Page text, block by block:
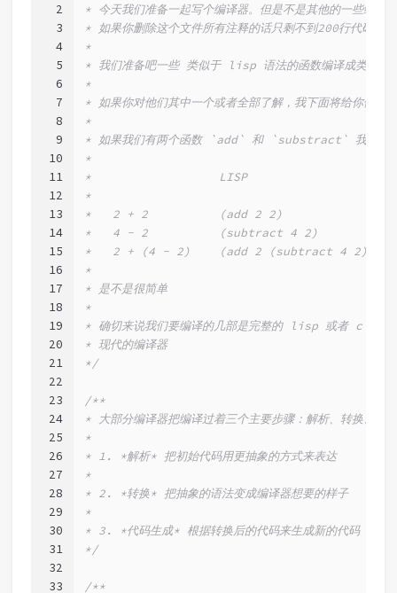
2
3
4
5
6
7
8
9
10
11
12
13
14
15
16
17
18
19
20
21
22
23
24
25
26
27
28
29
30
31
32
33
* 今天我们准备一起写个编译器。但是不是其他的一些编译
* 如果你删除这个文件所有注释的话只剩不到200行代码
*
* 我们准备吧一些 类似于 lisp 语法的函数编译成类似于
*
* 如果你对他们其中一个或者全部了解，我下面将给你们一
*
* 如果我们有两个函数 `add` 和 `substract` 我们书写
*
*                  LISP
*
*   2 + 2          (add 2 2)
*   4 - 2          (subtract 4 2)
*   2 + (4 - 2)    (add 2 (subtract 4 2))
*
* 是不是很简单
*
* 确切来说我们要编译的几部是完整的 lisp 或者 c 的语
* 现代的编译器
*/
/**
* 大部分编译器把编译过着三个主要步骤：解析、转换、生
*
* 1. *解析* 把初始代码用更抽象的方式来表达
*
* 2. *转换* 把抽象的语法变成编译器想要的样子
*
* 3. *代码生成* 根据转换后的代码来生成新的代码
*/
/**